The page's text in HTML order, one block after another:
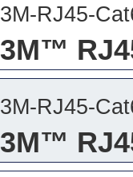
3M-RJ45-
3M™
3M-RJ45-
3M™